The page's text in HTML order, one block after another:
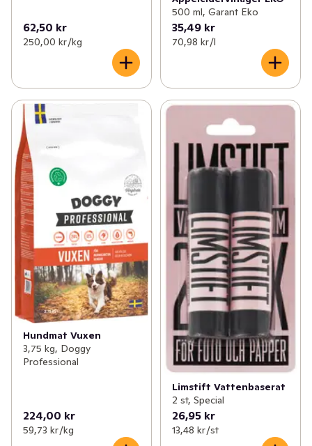
62,50 kr
250,00 kr /kg
500 ml, Garant Eko
35,49 kr
70,98 kr /l
Hundmat Vuxen
3,75 kg, Doggy
Professional
224,00 kr
59,73 kr /kg
Limstift Vattenbaserat
2 st, Special
26,95 kr
13,48 kr /st